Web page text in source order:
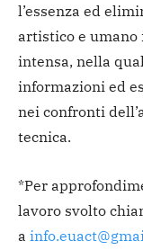
l’essenza ed
artistico e
intensa, nella
informazioni ed
nei confronti
tecnica.
*Per
lavoro svolto
a